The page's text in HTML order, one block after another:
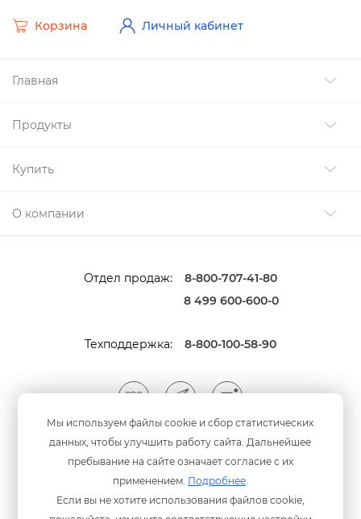
Мы используем файлы cookie и сбор статистических
данных, чтобы улучшить работу сайта. Дальнейшее
пребывание на сайте означает согласие с их
применением. Подробнее.
Если вы не хотите использования файлов cookie,
Главная
Продукты
Купить
О компании
Корзина Личный кабинет
Отдел продаж:
8-800-707-41-80
8 499 600-600-0
Техподдержка: 8-800-100-58-90
Мы принимаем оплату
анковскими картами